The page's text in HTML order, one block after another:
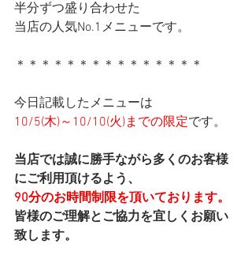
半分ずつ盛り合わせた
当店の人気No.1メニューです。
＊＊＊＊＊＊＊＊＊＊＊＊＊＊＊
今日記載したメニューは
10/5(木)～10/10(火)までの限定です。
当店では誠に勝手ながら多くのお客様
にご利用頂けるよう、
90分のお時間制限を頂いております。
皆様のご理解とご協力を宜しくお願い
致します。